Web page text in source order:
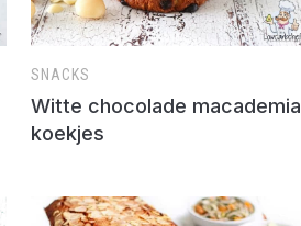
SNACKS
Witte chocolade macademia
koekjes